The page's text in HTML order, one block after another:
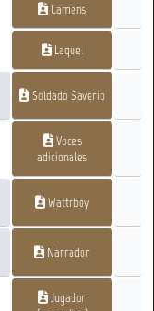
Camens
Laquel
Soldado Saverio
Voces
adicionales
Wattrboy
Narrador
Jugador